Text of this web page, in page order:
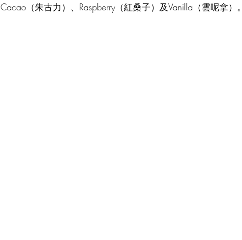
Cacao（朱古力）、Raspberry（紅桑子）及Vanilla（雲呢拿）。